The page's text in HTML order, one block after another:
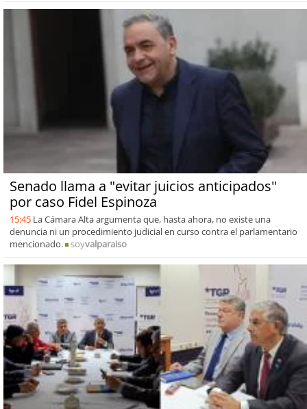
Senado llama a "evitar juicios anticipados"
por caso Fidel Espinoza
15:45 La Cámara Alta argumenta que, hasta ahora, no existe una
denuncia ni un procedimiento judicial en curso contra el parlamentario
mencionado.
soyvalparaiso